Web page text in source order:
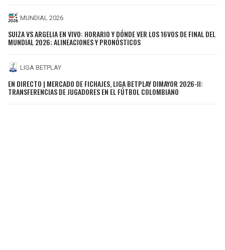
MUNDIAL 2026
SUIZA VS ARGELIA EN VIVO: HORARIO Y DÓNDE VER LOS 16VOS DE FINAL DEL
MUNDIAL 2026; ALINEACIONES Y PRONÓSTICOS
LIGA BETPLAY
EN DIRECTO | MERCADO DE FICHAJES, LIGA BETPLAY DIMAYOR 2026-II:
TRANSFERENCIAS DE JUGADORES EN EL FÚTBOL COLOMBIANO